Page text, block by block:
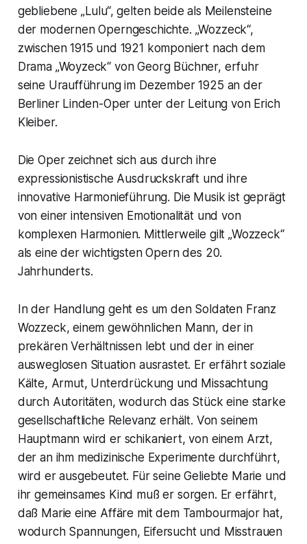
gebliebene „Lulu“, gelten beide als Meilensteine
der modernen Operngeschichte. „Wozzeck“,
zwischen 1915 und 1921 komponiert nach dem
Drama „Woyzeck“ von Georg Büchner, erfuhr
seine Uraufführung im Dezember 1925 an der
Berliner Linden-Oper unter der Leitung von Erich
Kleiber.
Die Oper zeichnet sich aus durch ihre
expressionistische Ausdruckskraft und ihre
innovative Harmonieführung. Die Musik ist geprägt
von einer intensiven Emotionalität und von
komplexen Harmonien. Mittlerweile gilt „Wozzeck“
als eine der wichtigsten Opern des 20.
Jahrhunderts.
In der Handlung geht es um den Soldaten Franz
Wozzeck, einem gewöhnlichen Mann, der in
prekären Verhältnissen lebt und der in einer
ausweglosen Situation ausrastet. Er erfährt soziale
Kälte, Armut, Unterdrückung und Missachtung
durch Autoritäten, wodurch das Stück eine starke
gesellschaftliche Relevanz erhält. Von seinem
Hauptmann wird er schikaniert, von einem Arzt,
der an ihm medizinische Experimente durchführt,
wird er ausgebeutet. Für seine Geliebte Marie und
ihr gemeinsames Kind muß er sorgen. Er erfährt,
daß Marie eine Affäre mit dem Tambourmajor hat,
wodurch Spannungen, Eifersucht und Misstrauen